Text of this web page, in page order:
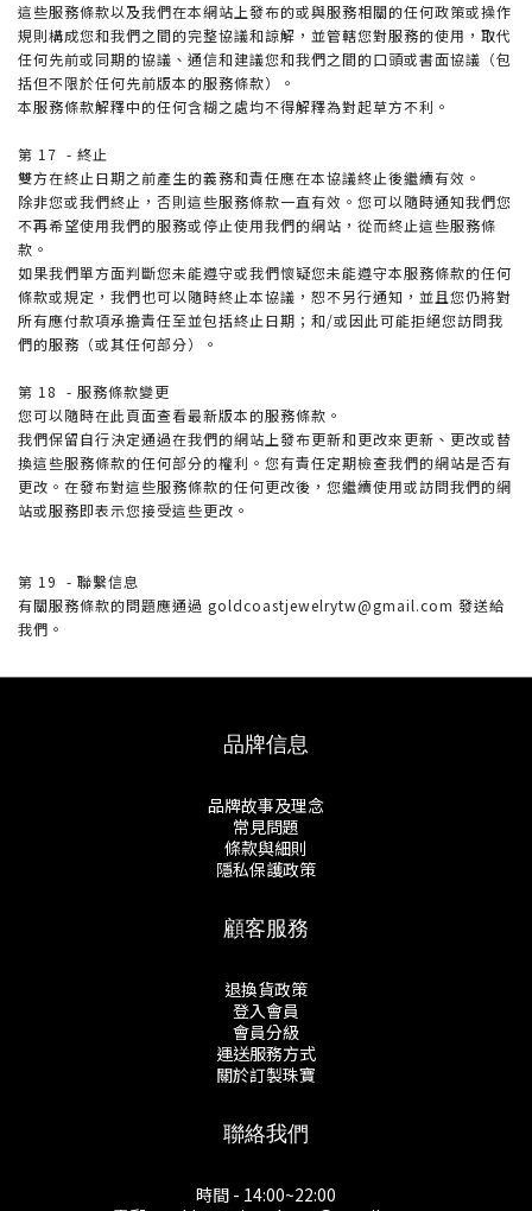
這些服務條款以及我們在本網站上發布的或與服務相關的任何政策或操作
規則構成您和我們之間的完整協議和諒解，並管轄您對服務的使用，取代
任何先前或同期的協議、通信和建議您和我們之間的口頭或書面協議（包
括但不限於任何先前版本的服務條款）。
本服務條款解釋中的任何含糊之處均不得解釋為對起草方不利。
第 17 - 終止
雙方在終止日期之前產生的義務和責任應在本協議終止後繼續有效。
除非您或我們終止，否則這些服務條款一直有效。您可以隨時通知我們您
不再希望使用我們的服務或停止使用我們的網站，從而終止這些服務條
款。
如果我們單方面判斷您未能遵守或我們懷疑您未能遵守本服務條款的任何
條款或規定，我們也可以隨時終止本協議，恕不另行通知，並且您仍將對
所有應付款項承擔責任至並包括終止日期；和/或因此可能拒絕您訪問我
們的服務（或其任何部分）。
第 18 - 服務條款變更
您可以隨時在此頁面查看最新版本的服務條款。
我們保留自行決定通過在我們的網站上發布更新和更改來更新、更改或替
換這些服務條款的任何部分的權利。您有責任定期檢查我們的網站是否有
更改。在發布對這些服務條款的任何更改後，您繼續使用或訪問我們的網
站或服務即表示您接受這些更改。
第 19 - 聯繫信息
有關服務條款的問題應通過 goldcoastjewelrytw@gmail.com 發送給
我們。
品牌信息
品牌故事及理念
常見問題
條款與細則
隱私保護政策
顧客服務
退換貨政策
登入會員
會員分級
運送服務方式
關於訂製珠寶
聯絡我們
時間 - 14:00~22:00